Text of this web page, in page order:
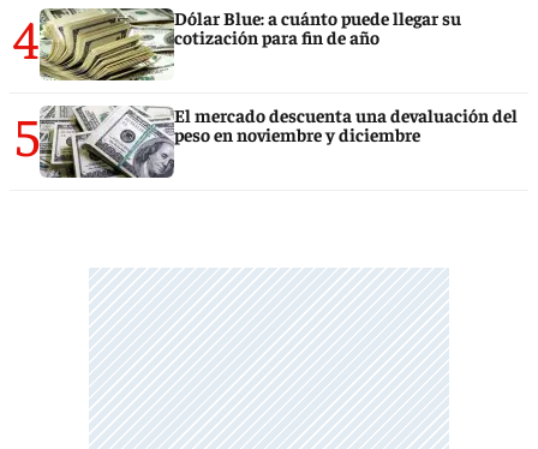
4
Dólar Blue: a cuánto puede llegar su
cotización para fin de año
5
El mercado descuenta una devaluación del
peso en noviembre y diciembre